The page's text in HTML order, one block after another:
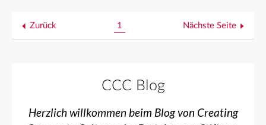
Zurück 1 Nächste Seite
CCC Blog
Herzlich willkommen beim Blog von Creating